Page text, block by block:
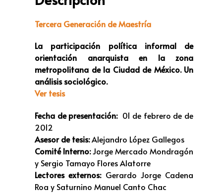
Tercera Generación de Maestría
La participación política informal de
orientación anarquista en la zona
metropolitana de la Ciudad de México. Un
análisis sociológico.
Ver tesis
Fecha de presentación: 01 de febrero de de
2012
Asesor de tesis:Alejandro López Gallegos
Comité Interno:Jorge Mercado Mondragón
y Sergio Tamayo Flores Alatorre
Lectores externos: Gerardo Jorge Cadena
Roa y Saturnino Manuel Canto Chac